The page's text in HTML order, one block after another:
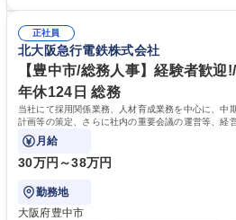
ート・ナレッジ業務 ※それぞれの業務内容
件備考欄に記載 募集職種 【総合職/ポテンシャル採用(第2新卒)】投融資一
体型のソリューション提案
く高い志を併せもった人材を求めています
卒）では、金融業界での経験や知識を問い
て、複雑化する社会課題の解決に向けて先
いう気概をお持ちの方を心待ちにしています。 学歴・資格 学歴：大
大学 語学力： 資格：
正社員
北大阪急行電鉄株式会社
【豊中市/総務人事】経験者歓
年休124日 総務
当社にて採用関係業務、人材育成業務を中心に、中
計画等の策定、さらに社内の重要会議の運営等、経
般を担当していただきます。
月給
30万円～38万円
勤務地
大阪府豊中市